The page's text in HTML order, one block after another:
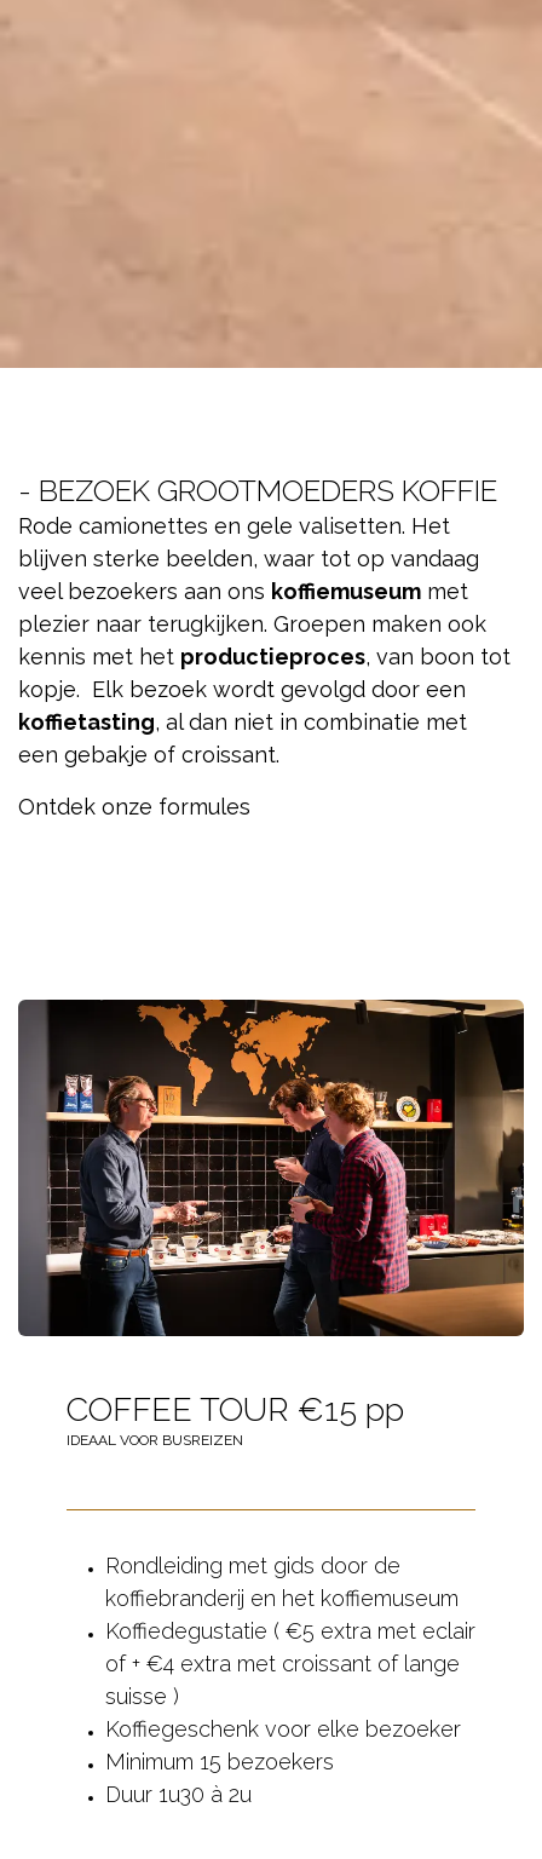
- BEZOEK GROOTMOEDERS KOFFIE
Rode camionettes en gele valisetten. Het
blijven sterke beelden, waar tot op vandaag
veel bezoekers aan ons koffiemuseum met
plezier naar terugkijken. Groepen maken ook
kennis met het productieproces, van boon tot
kopje. Elk bezoek wordt gevolgd door een
koffietasting, al dan niet in combinatie met
een gebakje of croissant.
Ontdek onze formules
COFFEE TOUR €15 pp
IDEAAL VOOR BUSREIZEN
Rondleiding met gids door de
koffiebranderij en het koffiemuseum
Koffiedegustatie ( €5 extra met eclair
of+ €4 extra met croissant of lange
suisse )
Koffiegeschenk voor elke bezoeker
Minimum 15 bezoekers
Duur 1u30 à 2u